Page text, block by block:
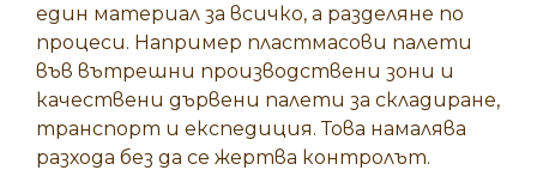
един материал за всичко, а разделяне по
процеси. Например пластмасови палети
във вътрешни производствени зони и
качествени дървени палети за складиране,
транспорт и експедиция. Това намалява
разхода без да се жертва контролът.